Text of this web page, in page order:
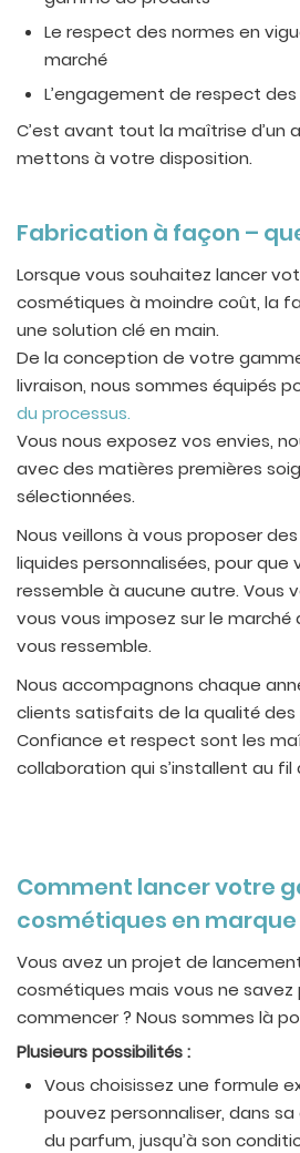
Le respect des normes en
marché
L’engagement de respect
C’est avant tout la maîtrise d’un
mettons à votre disposition.
Fabrication à façon –
Lorsque vous souhaitez lancer
cosmétiques à moindre coût, la
une solution clé en main.
De la conception de votre
livraison, nous sommes équipés
du processus.
Vous nous exposez vos envies,
avec des matières premières
sélectionnées.
Nous veillons à vous proposer
liquides personnalisées, pour que
ressemble à aucune autre. Vous
vous vous imposez sur le
vous ressemble.
Nous accompagnons chaque
clients satisfaits de la qualité des
Confiance et respect sont les
collaboration qui s’installent au fil
Comment lancer votre
cosmétiques en
Vous avez un projet de
cosmétiques mais vous ne savez
commencer ? Nous sommes là
Plusieurs possibilités :
Vous choisissez une formule
pouvez personnaliser, dans
du parfum, jusqu’à son